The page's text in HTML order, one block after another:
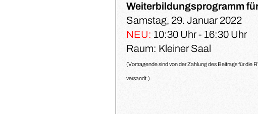
Weiterbildungsprogramm
Samstag, 29. Januar 2022
NEU: 10:30 Uhr - 16:30 Uhr
Raum: Kleiner Saal
(Vortragende sind von der Zahlung des Beitrags für die
versandt.)